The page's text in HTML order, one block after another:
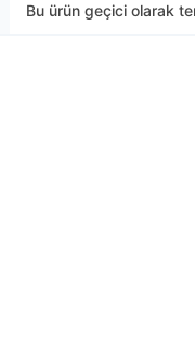
Bu ürün geçici olarak